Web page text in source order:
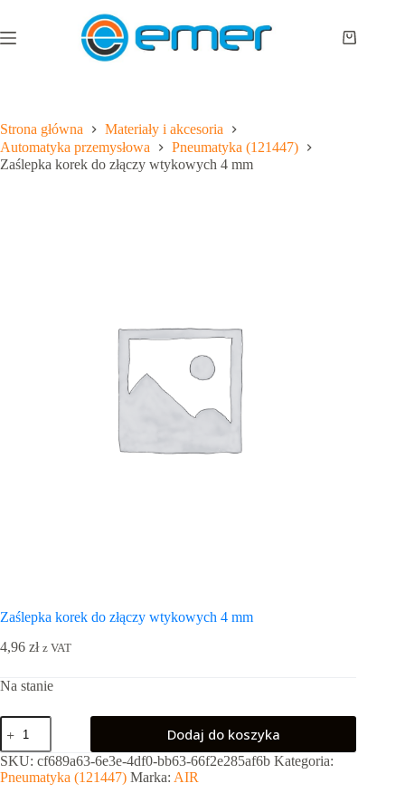
treści
Koszyk
Strona główna
Materiały i akcesoria
Automatyka przemysłowa
Pneumatyka (121447)
Zaślepka korek do złączy wtykowych 4 mm
Zaślepka korek do złączy wtykowych 4 mm
4,96 zł z VAT
Na stanie
ilość
Zaślepka
korek
do
złączy
Dodaj do koszyka
SKU: cf689a63-6e3e-4df0-bb63-66f2e285af6b Kategoria:
Pneumatyka (121447) Marka: AIR